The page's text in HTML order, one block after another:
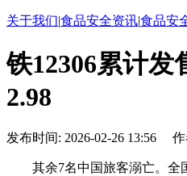
关于我们|食品安全资讯|食品安
铁12306累计
2.98
发布时间: 2026-02-26 13:56
其余7名中国旅客溺亡。全国